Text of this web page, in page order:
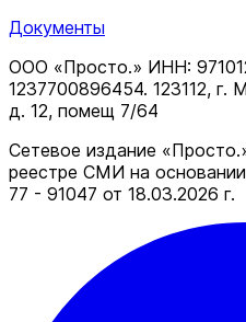
Документы
ООО «Просто.» ИНН:
1237700896454. 123112, г.
д. 12, помещ 7/64
Сетевое издание
реестре СМИ на
77 - 91047 от 18.03.2026 г.